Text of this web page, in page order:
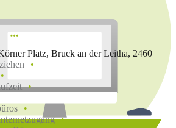
Platz, Bruck an der Leitha, 2460